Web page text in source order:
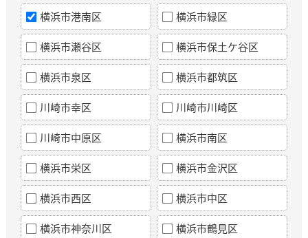
横浜市港南区 横浜市緑区
横浜市瀬谷区 横浜市保土ケ谷区
横浜市泉区 横浜市都筑区
川崎市幸区 川崎市川崎区
川崎市中原区 横浜市南区
横浜市栄区 横浜市金沢区
横浜市西区 横浜市中区
横浜市神奈川区 横浜市鶴見区